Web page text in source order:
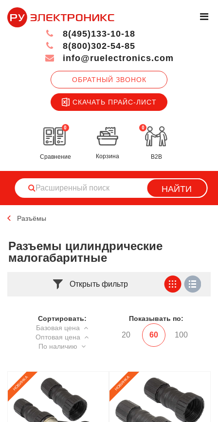
ОБРАТНЫЙ ЗВОНОК
СКАЧАТЬ ПРАЙС-ЛИСТ
8(495)133-10-18
8(800)302-54-85
info@ruelectronics.com
0
Сравнение
0
Корзина B2B
НАЙТИ
Разъёмы
Разъемы цилиндрические
малогабаритные
Открыть фильтр
Сортировать:
Базовая цена
Оптовая цена
По наличию
Показывать по:
20 60 100